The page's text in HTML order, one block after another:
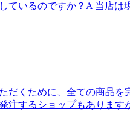
ているのですか？A 当店は
だくために、全ての商品を
注するショップもあります